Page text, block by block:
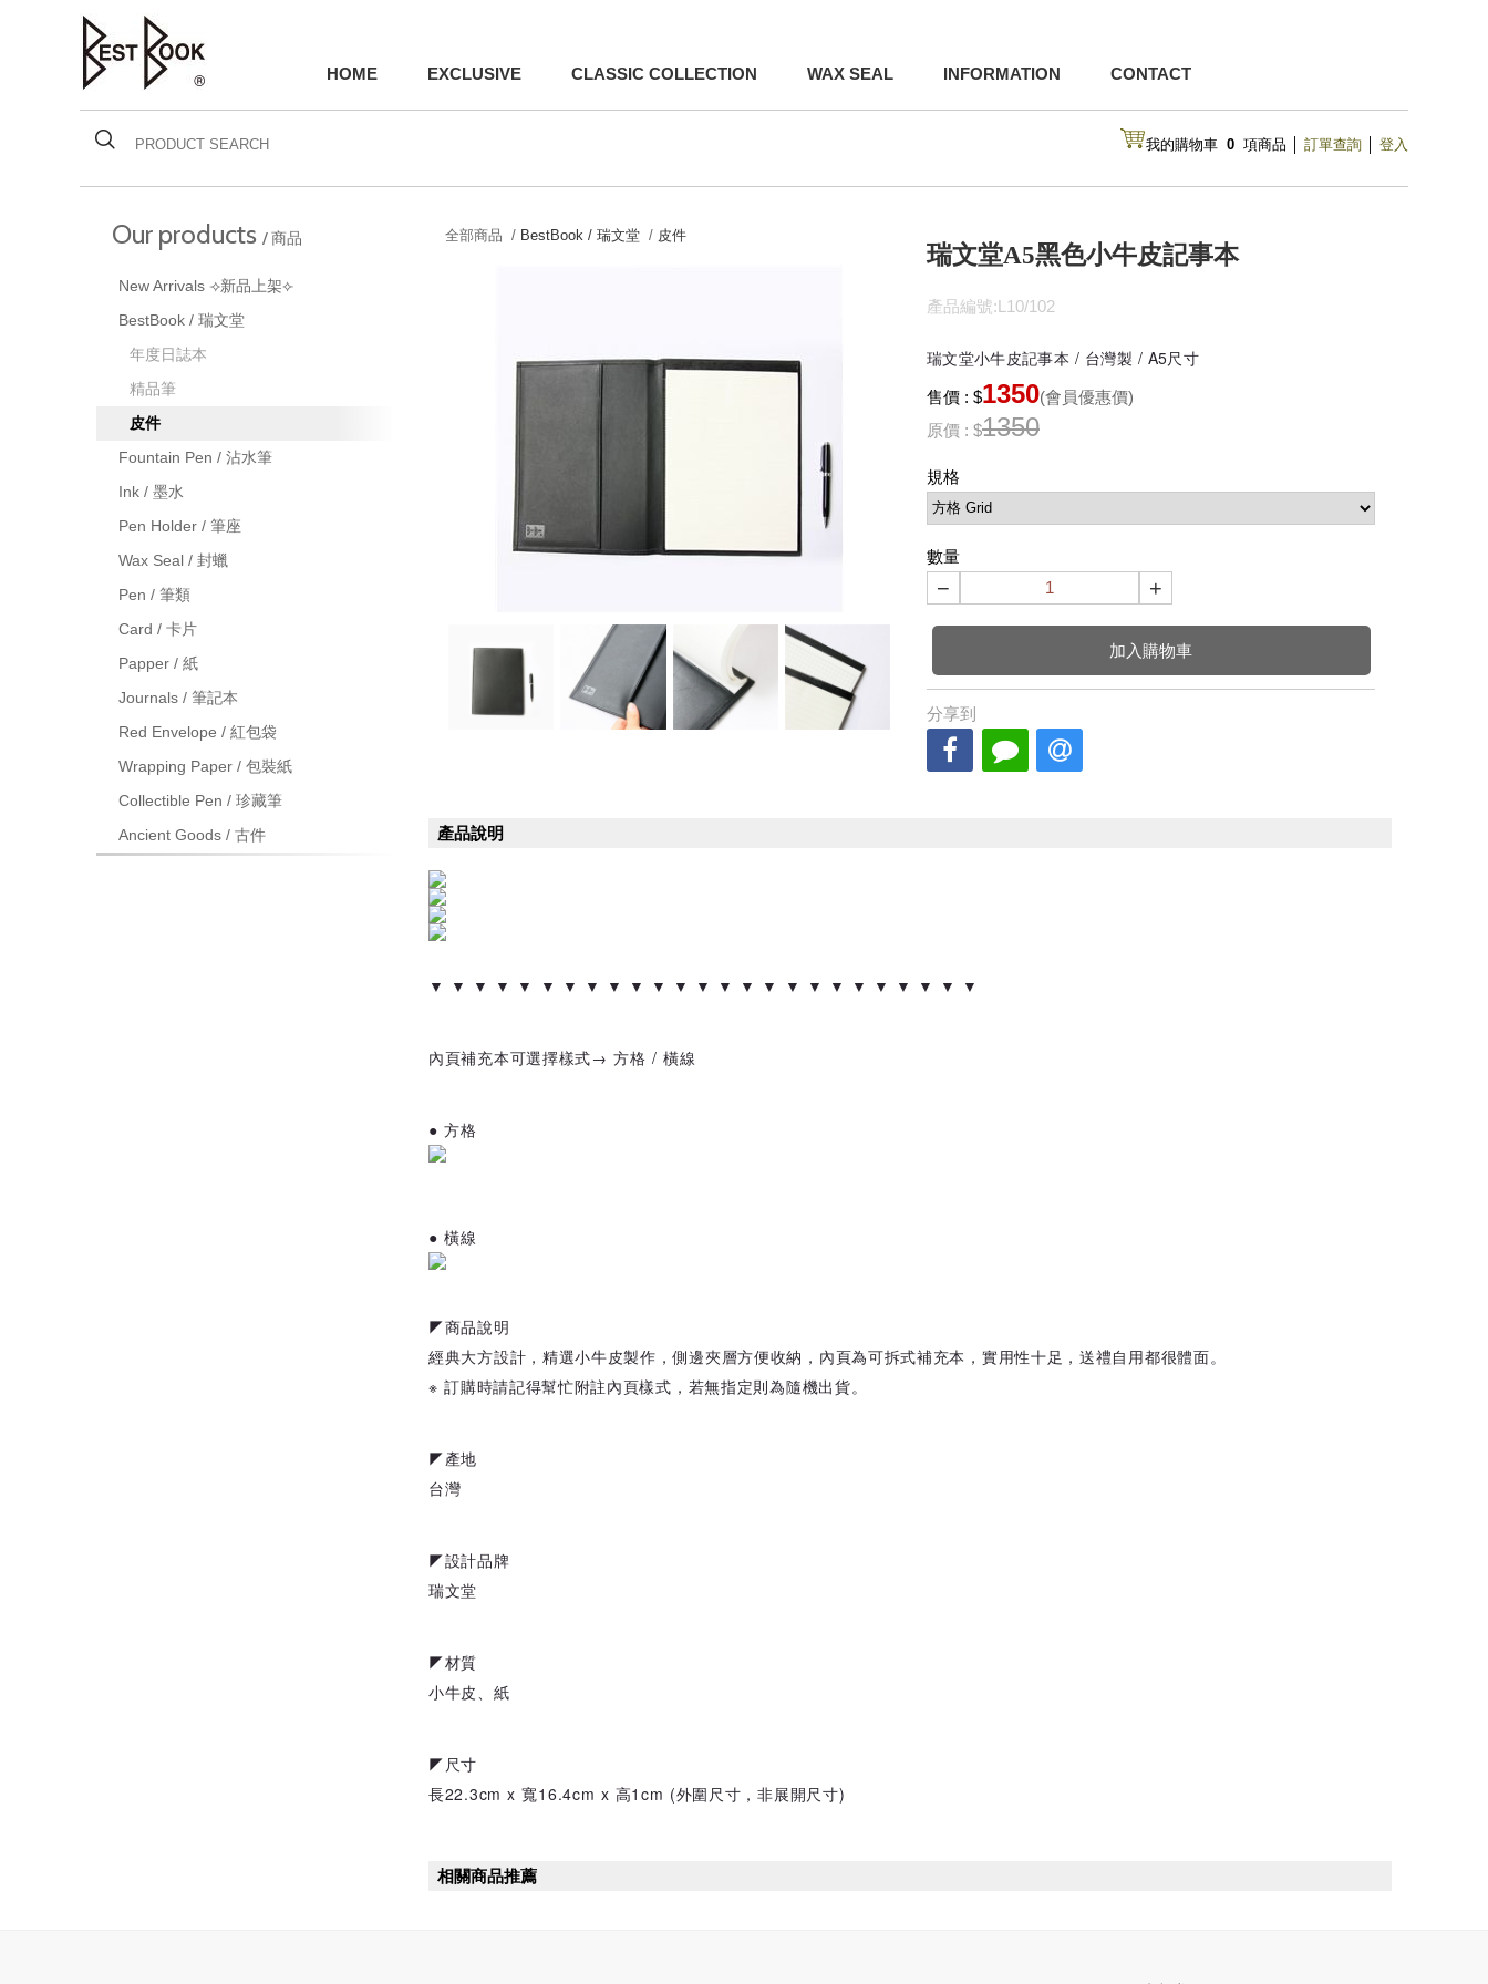
HOME EXCLUSIVE CLASSIC COLLECTION WAX SEAL INFORMATION CONTACT
我的購物車 0 項商品 訂單查詢 登入
Our products/ 商品
New Arrivals ⟢新品上架⟣
BestBook / 瑞文堂
年度日誌本
精品筆
皮件
Fountain Pen / 沾水筆
Ink / 墨水
Pen Holder / 筆座
Wax Seal / 封蠟
Pen / 筆類
Card / 卡片
Papper / 紙
Journals / 筆記本
Red Envelope / 紅包袋
Wrapping Paper / 包裝紙
Collectible Pen / 珍藏筆
Ancient Goods / 古件
全部商品 / BestBook / 瑞文堂 / 皮件
瑞文堂A5黑色小牛皮記事本
產品編號:L10/102
瑞文堂小牛皮記事本 / 台灣製 / A5尺寸
售價 : $1350(會員優惠價)
原價 : $1350
規格
數量
− +
加入購物車
分享到
產品說明
▼ ▼ ▼ ▼ ▼ ▼ ▼ ▼ ▼ ▼ ▼ ▼ ▼ ▼ ▼ ▼ ▼ ▼ ▼ ▼ ▼ ▼ ▼ ▼ ▼
內頁補充本可選擇樣式→ 方格 / 橫線
● 方格
● 橫線
◤商品說明
經典大方設計，精選小牛皮製作，側邊夾層方便收納，內頁為可拆式補充本，實用性十足，送禮自用都很體面。
※ 訂購時請記得幫忙附註內頁樣式，若無指定則為隨機出貨。
◤產地
台灣
◤設計品牌
瑞文堂
◤材質
小牛皮、紙
◤尺寸
長22.3cm x 寬16.4cm x 高1cm (外圍尺寸，非展開尺寸)
相關商品推薦